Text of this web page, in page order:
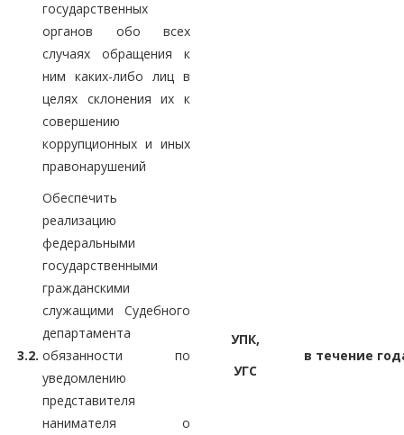
государственных
органов обо всех
случаях обращения к
ним каких-либо лиц в
целях склонения их к
совершению
коррупционных и иных
правонарушений
3.2.
Обеспечить
реализацию
федеральными
государственными
гражданскими
служащими Судебного
департамента
обязанности по
уведомлению
представителя
нанимателя о
УПК,
УГС
в течение